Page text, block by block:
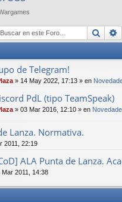
Buscar
de Telegram!
» 14 May 2022, 17:13 » en
PdL (tipo TeamSpeak)
» 03 Mar 2016, 12:10 » en
Lanza. Normativa.
2011, 22:19
ALA Punta de Lanza.
Mar 2011, 14:38